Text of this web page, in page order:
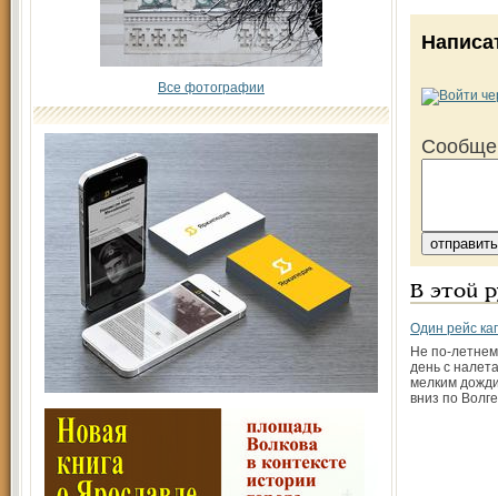
Все фотографии
В этой
Один рейс
Не по-
день с
мелким
вниз по